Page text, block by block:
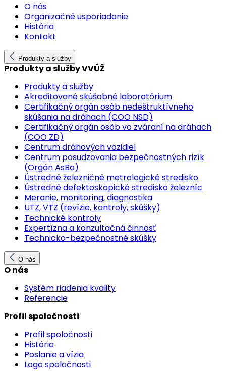
O nás
Organizačné usporiadanie
História
Kontakt
Produkty a služby
Produkty a služby VVÚŽ
Produkty a služby
Akreditované skúšobné laboratórium
Certifikačný orgán osôb nedeštruktívneho
skúšania na dráhach (COO NSD)
Certifikačný orgán osôb vo zváraní na dráhach
(COO ZD)
Centrum dráhových vozidiel
Centrum posudzovania bezpečnostných rizík
(Orgán AsBo)
Ústredné železničné metrologické stredisko
Ústredné defektoskopické stredisko železníc
Meranie, monitoring, diagnostika
UTZ, VTZ (revízie, kontroly, skúšky)
Technické kontroly
Expertízna a konzultačná činnosť
Technicko-bezpečnostné skúšky
O nás
O nás
Systém riadenia kvality
Referencie
Profil spoločnosti
Profil spoločnosti
História
Poslanie a vízia
Logo spoločnosti